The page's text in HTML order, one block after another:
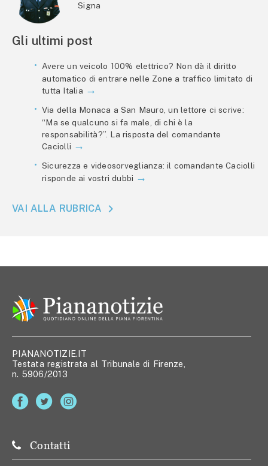
Signa
Gli ultimi post
Avere un veicolo 100% elettrico? Non dà il diritto
automatico di entrare nelle Zone a traffico limitato di
tutta Italia
Via della Monaca a San Mauro, un lettore ci scrive:
“Ma se qualcuno si fa male, di chi è la
responsabilità?”. La risposta del comandante
Caciolli
Sicurezza e videosorveglianza: il comandante Caciolli
risponde ai vostri dubbi
VAI ALLA RUBRICA
PIANANOTIZIE.IT
Testata registrata al Tribunale di Firenze,
n. 5906/2013
Contatti